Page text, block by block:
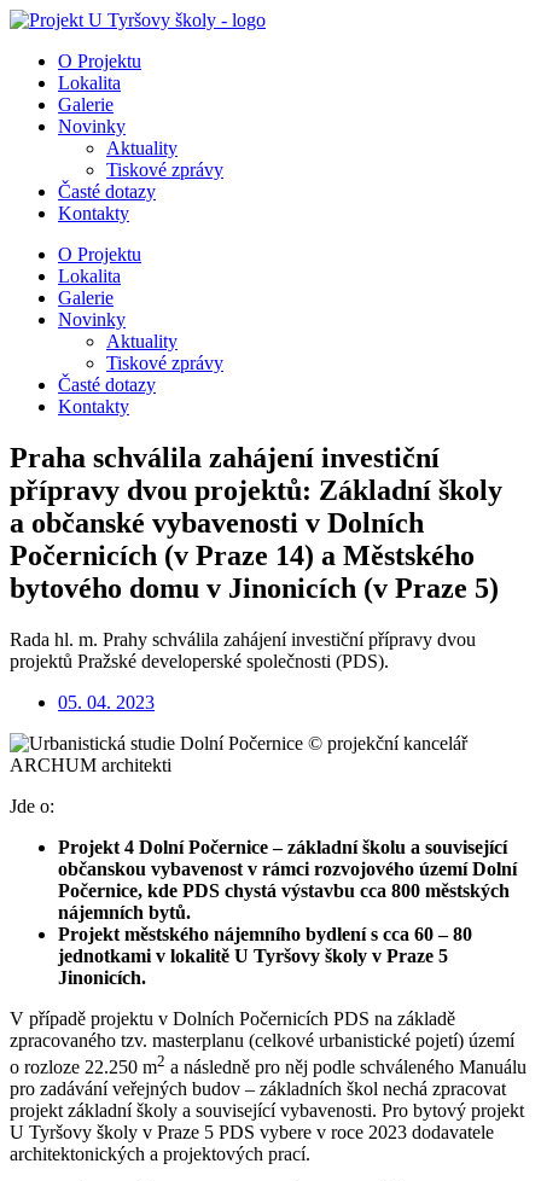
Přejít
obsahuO Projektu
Lokalita
Galerie
Novinky
Aktuality
Tiskové zprávy
Časté dotazy
Kontakty
O Projektu
Lokalita
Galerie
Novinky
Aktuality
Tiskové zprávy
Časté dotazy
Kontakty
Praha schválila zahájení investiční
přípravy dvou projektů: Základní školy
a občanské vybavenosti v Dolních
Počernicích (v Praze 14) a Městského
bytového domu v Jinonicích (v Praze 5)
Rada hl. m. Prahy schválila zahájení investiční přípravy dvou
projektů Pražské developerské společnosti (PDS).
05. 04. 2023
Jde o:
Projekt 4 Dolní Počernice – základní školu a související
občanskou vybavenost v rámci rozvojového území Dolní
Počernice, kde PDS chystá výstavbu cca 800 městských
nájemních bytů.
Projekt městského nájemního bydlení s cca 60 – 80
jednotkami v lokalitě U Tyršovy školy v Praze 5
Jinonicích.
V případě projektu v Dolních Počernicích PDS na základě
zpracovaného tzv. masterplanu (celkové urbanistické pojetí) území
o rozloze 22.250 m2 a následně pro něj podle schváleného Manuálu
pro zadávání veřejných budov – základních škol nechá zpracovat
projekt základní školy a související vybavenosti. Pro bytový projekt
U Tyršovy školy v Praze 5 PDS vybere v roce 2023 dodavatele
architektonických a projektových prací.